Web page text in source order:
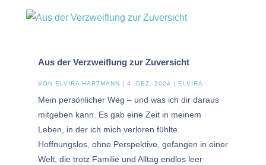
Aus der Verzweiflung zur Zuversicht
VON ELVIRA HARTMANN | 4. DEZ. 2024 | ELVIRA
Mein persönlicher Weg – und was ich dir daraus
mitgeben kann. Es gab eine Zeit in meinem
Leben, in der ich mich verloren fühlte.
Hoffnungslos, ohne Perspektive, gefangen in einer
Welt, die trotz Familie und Alltag endlos leer